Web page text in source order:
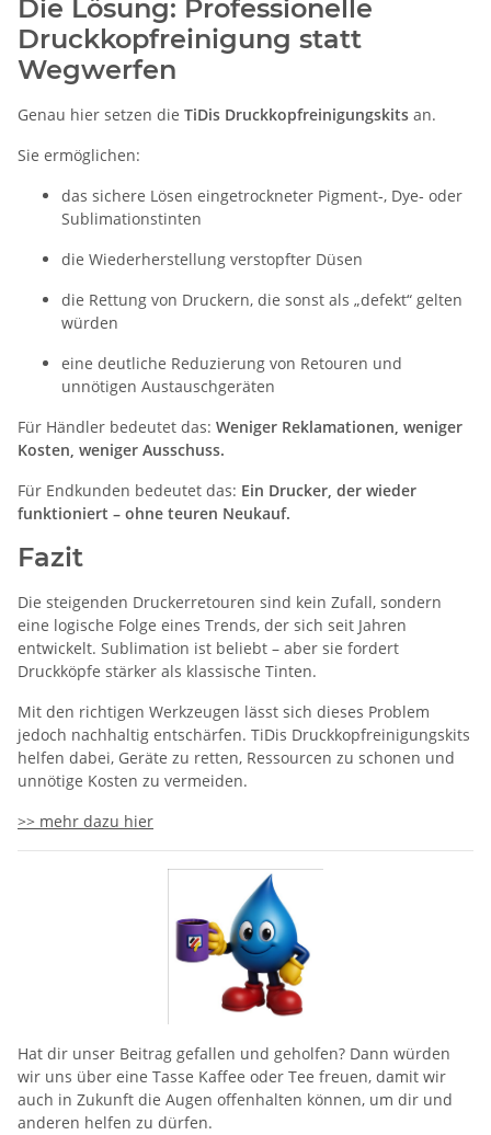
Die Lösung: Professionelle
Druckkopfreinigung statt
Wegwerfen
Genau hier setzen die TiDis Druckkopfreinigungskits an.
Sie ermöglichen:
das sichere Lösen eingetrockneter Pigment‑, Dye‑ oder
Sublimationstinten
die Wiederherstellung verstopfter Düsen
die Rettung von Druckern, die sonst als „defekt“ gelten
würden
eine deutliche Reduzierung von Retouren und
unnötigen Austauschgeräten
Für Händler bedeutet das: Weniger Reklamationen, weniger
Kosten, weniger Ausschuss.
Für Endkunden bedeutet das: Ein Drucker, der wieder
funktioniert – ohne teuren Neukauf.
Fazit
Die steigenden Druckerretouren sind kein Zufall, sondern
eine logische Folge eines Trends, der sich seit Jahren
entwickelt. Sublimation ist beliebt – aber sie fordert
Druckköpfe stärker als klassische Tinten.
Mit den richtigen Werkzeugen lässt sich dieses Problem
jedoch nachhaltig entschärfen. TiDis Druckkopfreinigungskits
helfen dabei, Geräte zu retten, Ressourcen zu schonen und
unnötige Kosten zu vermeiden.
>> mehr dazu hier
Hat dir unser Beitrag gefallen und geholfen? Dann würden
wir uns über eine Tasse Kaffee oder Tee freuen, damit wir
auch in Zukunft die Augen offenhalten können, um dir und
anderen helfen zu dürfen.